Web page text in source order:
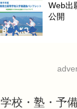
Web出
公開
学校・塾・予